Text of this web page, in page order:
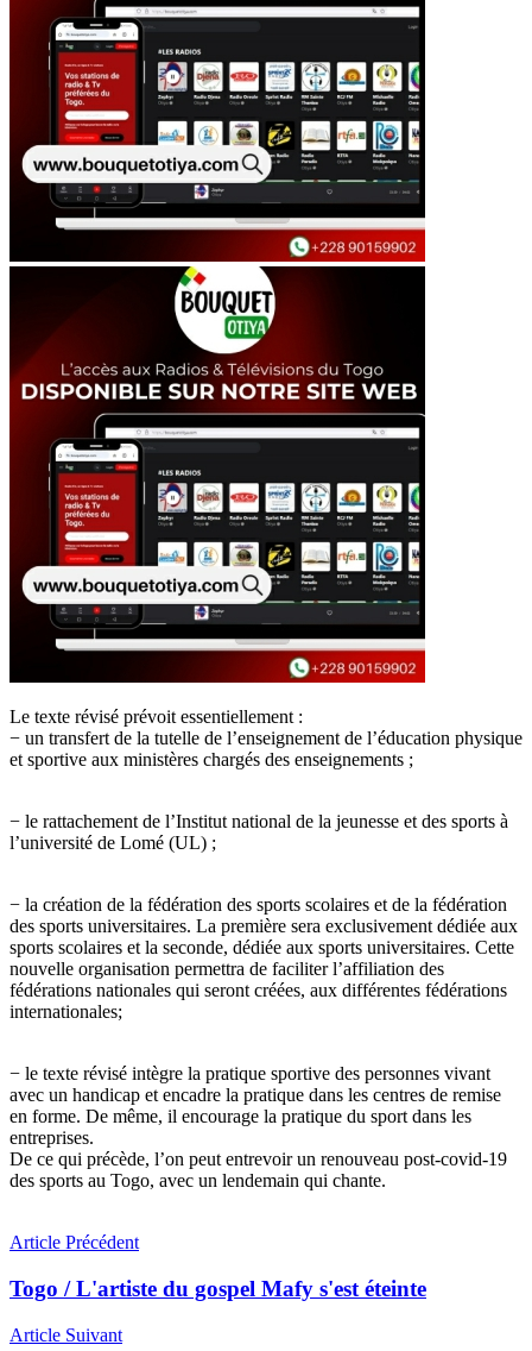
Le texte révisé prévoit essentiellement :
− un transfert de la tutelle de l’enseignement de l’éducation physique
et sportive aux ministères chargés des enseignements ;
− le rattachement de l’Institut national de la jeunesse et des sports à
l’université de Lomé (UL) ;
− la création de la fédération des sports scolaires et de la fédération
des sports universitaires. La première sera exclusivement dédiée aux
sports scolaires et la seconde, dédiée aux sports universitaires. Cette
nouvelle organisation permettra de faciliter l’affiliation des
fédérations nationales qui seront créées, aux différentes fédérations
internationales;
− le texte révisé intègre la pratique sportive des personnes vivant
avec un handicap et encadre la pratique dans les centres de remise
en forme. De même, il encourage la pratique du sport dans les
entreprises.
De ce qui précède, l’on peut entrevoir un renouveau post-covid-19
des sports au Togo, avec un lendemain qui chante.
Article Précédent
Togo / L'artiste du gospel Mafy s'est éteinte
Article Suivant